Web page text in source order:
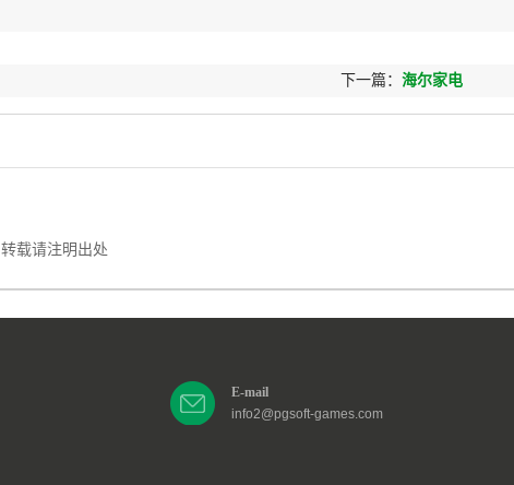
下一篇： 海尔家电
转载请注明出处
E-mail
info2@pgsoft-games.com